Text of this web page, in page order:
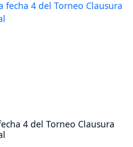
4 del Torneo Clausura